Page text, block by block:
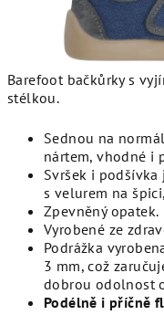
Barefoot bačkůrky s
stélkou.
Sednou na
nártem, vhodné i
Svršek i
s velurem na
Zpevněný opatek.
Vyrobené ze
Podrážka
3 mm, což
dobrou odolnost
Podélně i příčně